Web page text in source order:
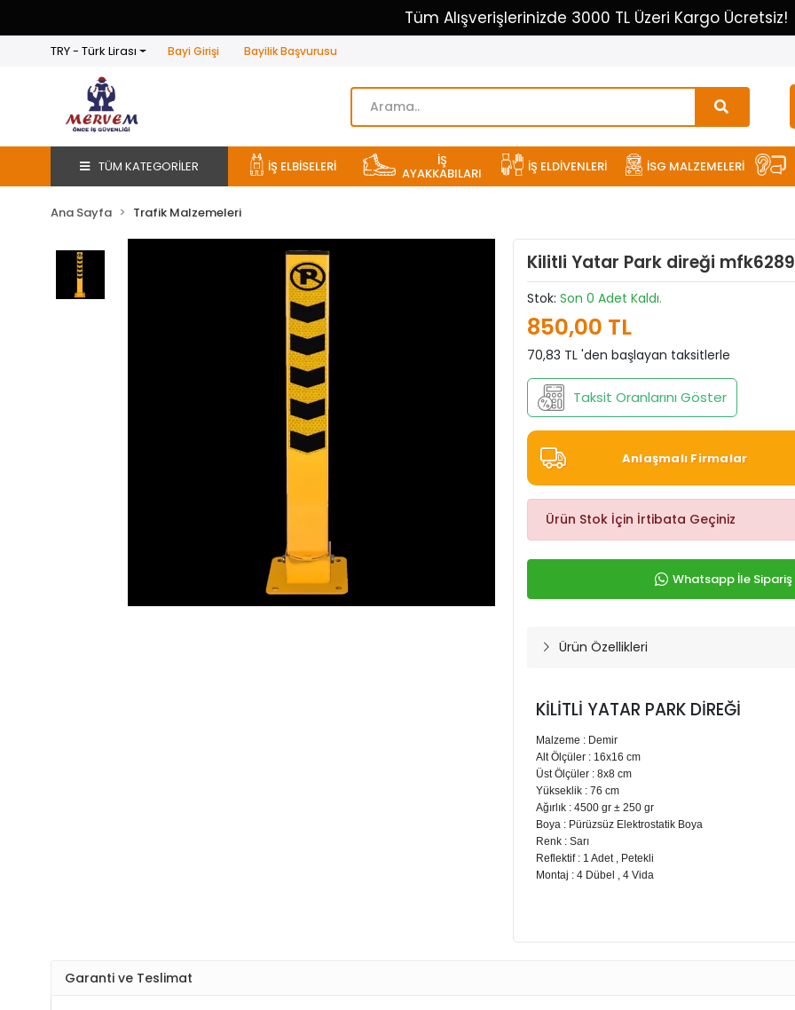
Tüm Alışverişlerinizde 3000 TL Üzeri Kargo Ücretsiz!
TRY - Türk Lirası Bayi Girişi Bayilik Başvurusu
TÜM KATEGORİLER İŞ ELBİSELERİ İŞ
AYAKKABILARI İŞ ELDİVENLERİ İSG MALZEMELERİ
Ana Sayfa Trafik Malzemeleri
Kilitli Yatar Park direği mfk6289
Stok: Son 0 Adet Kaldı.
850,00 TL
70,83 TL 'den başlayan taksitlerle
Taksit Oranlarını Göster
Anlaşmalı Firmalar
Ürün Stok İçin İrtibata Geçiniz
Whatsapp İle Sipariş
Ürün Özellikleri
KİLİTLİ YATAR PARK DİREĞİ
Malzeme : Demir
Alt Ölçüler : 16x16 cm
Üst Ölçüler : 8x8 cm
Yükseklik : 76 cm
Ağırlık : 4500 gr ± 250 gr
Boya : Pürüzsüz Elektrostatik Boya
Renk : Sarı
Reflektif : 1 Adet , Petekli
Montaj : 4 Dübel , 4 Vida
Garanti ve Teslimat